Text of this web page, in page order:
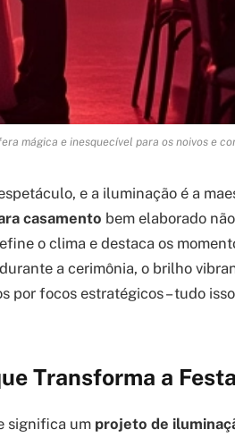
mágica e inesquecível para os noivos e
e a iluminação é a
casamento bem elaborado
o clima e destaca os
a cerimônia, o brilho
por focos estratégicos – tudo
Transforma a Festa
significa um projeto de